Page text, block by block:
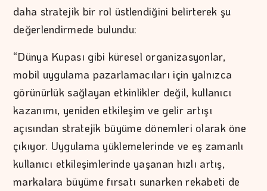
daha stratejik bir rol üstlendiğini belirterek şu
değerlendirmede bulundu:
“Dünya Kupası gibi küresel organizasyonlar,
mobil uygulama pazarlamacıları için yalnızca
görünürlük sağlayan etkinlikler değil, kullanıcı
kazanımı, yeniden etkileşim ve gelir artışı
açısından stratejik büyüme dönemleri olarak öne
çıkıyor. Uygulama yüklemelerinde ve eş zamanlı
kullanıcı etkileşimlerinde yaşanan hızlı artış,
markalara büyüme fırsatı sunarken rekabeti de